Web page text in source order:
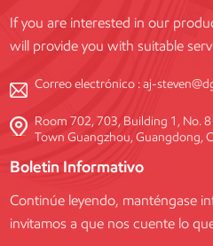
If you are interested in our
will provide you with suitable
Correo electrónico :aj-
Room 702, 703, Building 1, No.
Town Guangzhou, Guangdong,
Boletin Informativo
Continúe leyendo, manténgase
invitamos a que nos cuente lo